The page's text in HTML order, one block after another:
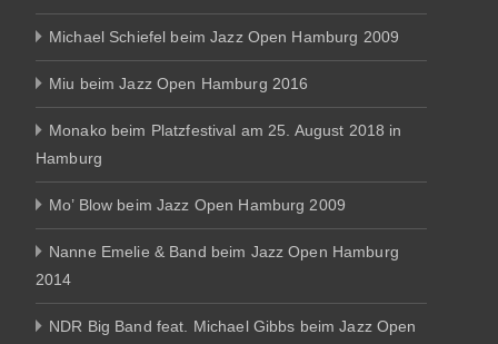
Michael Schiefel beim Jazz Open Hamburg 2009
Miu beim Jazz Open Hamburg 2016
Monako beim Platzfestival am 25. August 2018 in
Hamburg
Mo’ Blow beim Jazz Open Hamburg 2009
Nanne Emelie & Band beim Jazz Open Hamburg
2014
NDR Big Band feat. Michael Gibbs beim Jazz Open